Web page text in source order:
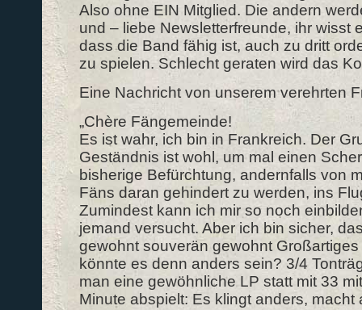
Also ohne EIN Mitglied. Die andern
und – liebe Newsletterfreunde, ihr wisst
dass die Band fähig ist, auch zu dritt
zu spielen. Schlecht geraten wird das
Eine Nachricht von unserem verehrten
„Chère Fängemeinde!
Es ist wahr, ich bin in Frankreich. Der
Geständnis ist wohl, um mal einen
bisherige Befürchtung, andernfalls von
Fäns daran gehindert zu werden, ins
Zumindest kann ich mir so noch
jemand versucht. Aber ich bin sicher,
gewohnt souverän gewohnt
könnte es denn anders sein? 3/4
man eine gewöhnliche LP statt mit 33
Minute abspielt: Es klingt anders, macht